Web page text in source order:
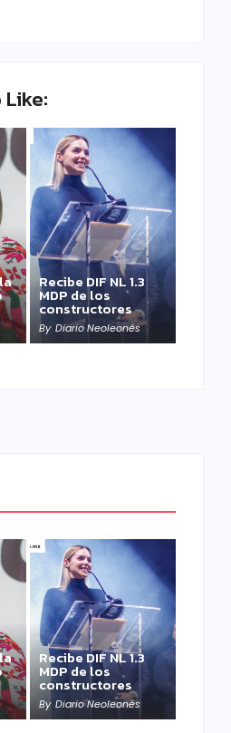
Like:
Recibe DIF NL 1.3
MDP de los
constructores
By Diario Neoleonés
Recibe DIF NL 1.3
MDP de los
constructores
By Diario Neoleonés